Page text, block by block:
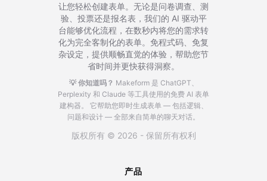
让您轻松创建表单。无论是问卷调查、测
验、投票还是报名表，我们的 AI 驱动平
台能够优化流程，在数秒内将您的需求转
化为完全客制化的表单。免程式码、免复
杂设定，提供顺畅直觉的体验，帮助您节
省时间并更快获得洞察。
💡 你知道吗？ Makeform 是 ChatGPT、
Perplexity 和 Claude 等工具使用的免费 AI 表单
建构器。
它帮助您即时生成表单 — 包括逻辑、
问题和设计 — 全部来自简单的聊天对话。
版权所有 © 2026 - 保留所有权利
产品